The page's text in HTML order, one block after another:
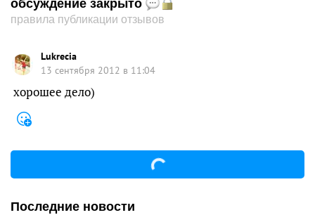
обсуждение закрыто
правила публикации отзывов
Lukrecia
13 сентября 2012 в 11:04
хорошее дело)
Последние новости